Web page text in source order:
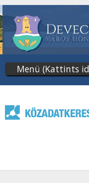
Menü (Kattints